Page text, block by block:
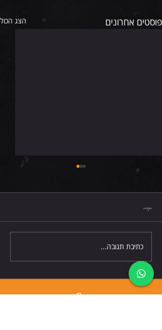
פוסטים אחרונים הצג הכול
תגובות
כתיבת תגובה...
דברו אלינו